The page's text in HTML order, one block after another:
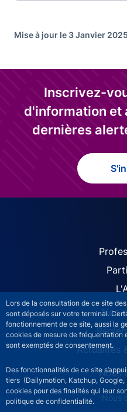
Lors de la consultation de ce site
sont déposés sur votre terminal.
fonctionnement de ce site, aussi la
cookies de mesure de fréquentation
sont exemptés de consentement.
Des fonctionnalités de ce site
tiers (Dailymotion, Katchup,
cookies pour des finalités qui leur
politique de confidentialité.
Mise à jour le 3 Janvier 2025
Inscrivez-
d'information et
dernières
ACPR site
Nos
Actualités
Nous
ACPR footer secondary
Nous